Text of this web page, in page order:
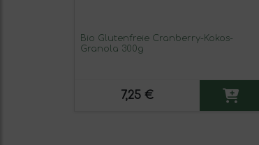
Bio Glutenfreie Cranberry-Kokos-
Granola 300g
7,25 €